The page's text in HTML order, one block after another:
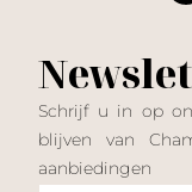
Schrijf u in op
blijven van
aanbiedingen